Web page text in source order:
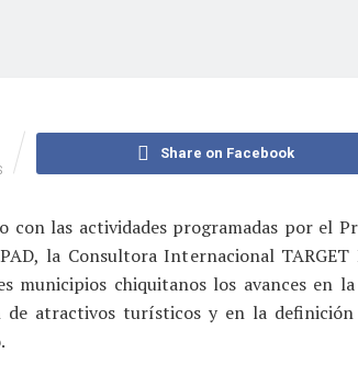
Share on Facebook
con las actividades programadas por el
la Consultora Internacional TARGET
municipios chiquitanos los avances en
de atractivos turísticos y en la